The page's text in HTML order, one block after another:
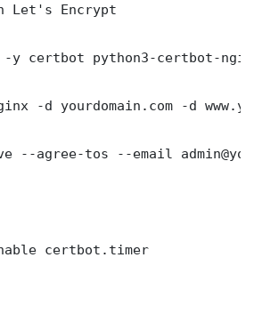
Let's Encrypt
certbot python3-certbot-
-d yourdomain.com -d
agree-tos --email
certbot.timer